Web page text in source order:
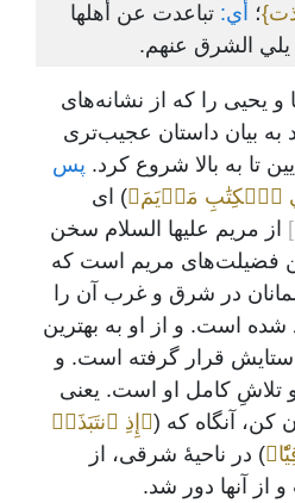
؛ أي: تباعدت عن أهلها
يلي الشرق عنهم.
و یحیی را که از نشانه‌های
به بیان داستان عجیب‌تری
تا به بالا شروع کرد. پس
ٱلۡكِتَٰبِ مَرۡيَمَ﴾) ای
از مریم علیها السلام سخن
فضیلت‌های مریم است که
در شرق و غرب آن را
شده است. و از او به بهترین
قرار گرفته است. و
تلاشِ کامل او است. یعنی
کن، آنگاه که (﴿إِذِ ٱنتَبَذَتۡ
) در ناحیۀ شرقی، از
از آنها دور شد.